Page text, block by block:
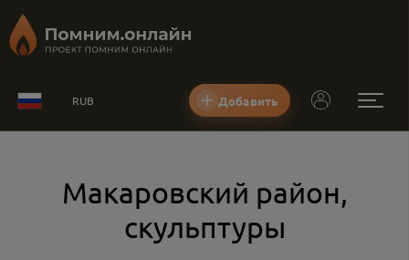
RUB Добавить
Макаровский район,
скульптуры